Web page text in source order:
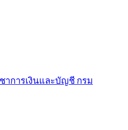
าการเงินและบัญชี กรม